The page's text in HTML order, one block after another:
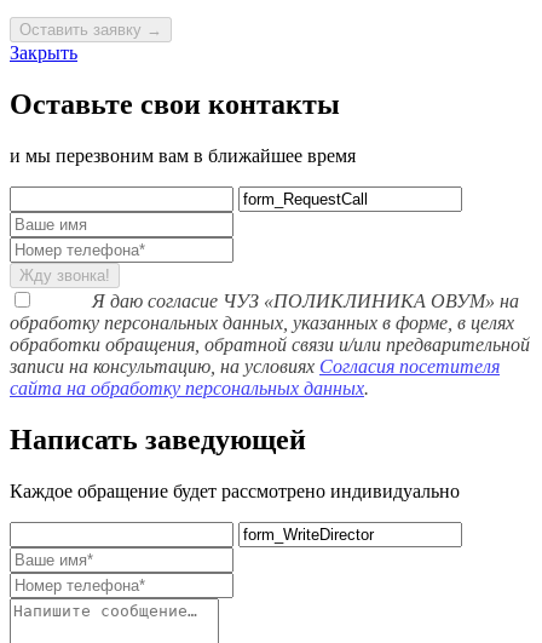
Оставить заявку →
Закрыть
Оставьте свои контакты
и мы перезвоним вам в ближайшее время
Жду звонка!
Я даю согласие ЧУЗ «ПОЛИКЛИНИКА ОВУМ» на
обработку персональных данных, указанных в форме, в целях
обработки обращения, обратной связи и/или предварительной
записи на консультацию, на условиях Согласия посетителя
сайта на обработку персональных данных.
Написать заведующей
Каждое обращение будет рассмотрено индивидуально